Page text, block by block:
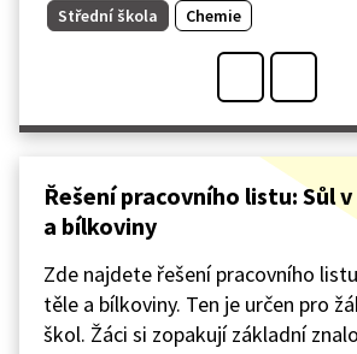
Střední škola Chemie
Řešení pracovního listu: Sůl
a bílkoviny
Zde najdete řešení pracovního
těle a bílkoviny. Ten je určen pro
škol. Žáci si zopakují základní